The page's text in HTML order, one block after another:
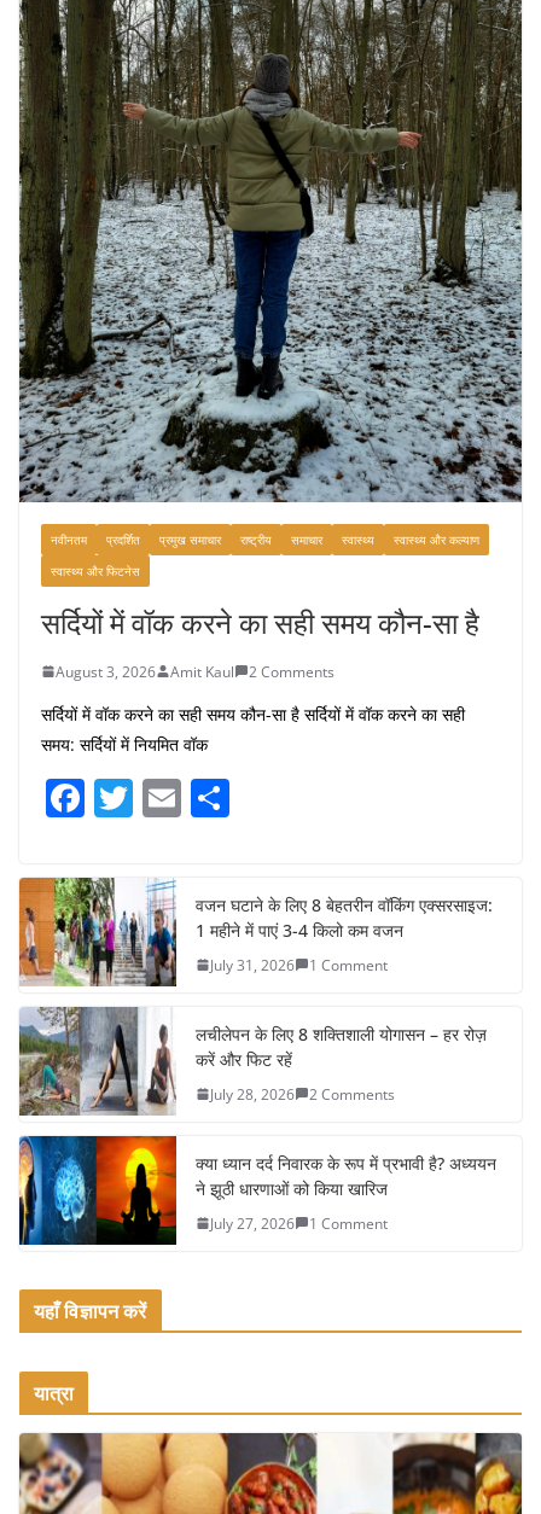
नवीनतम प्रदर्शित प्रमुख समाचार राष्ट्रीय समाचार स्वास्थ्य
स्वास्थ्य और कल्याण
स्वास्थ्य और फिटनेस
सर्दियों में वॉक करने का सही समय कौन-सा है
August 3, 2026 Amit Kaul 2 Comments
सर्दियों में वॉक करने का सही समय कौन-सा है सर्दियों में वॉक करने का सही
समय: सर्दियों में नियमित वॉक
F
c
e
b
o
o
k
T
itt
er
E
e
वजन घटाने के लिए 8 बेहतरीन वॉकिंग एक्सरसाइज:
1 महीने में पाएं 3-4 किलो कम वजन
July 31, 2026 1 Comment
लचीलेपन के लिए 8 शक्तिशाली योगासन – हर रोज़
करें और फिट रहें
July 28, 2026 2 Comments
क्या ध्यान दर्द निवारक के रूप में प्रभावी है? अध्ययन
ने झूठी धारणाओं को किया खारिज
July 27, 2026 1 Comment
यहाँ विज्ञापन करें
यात्रा